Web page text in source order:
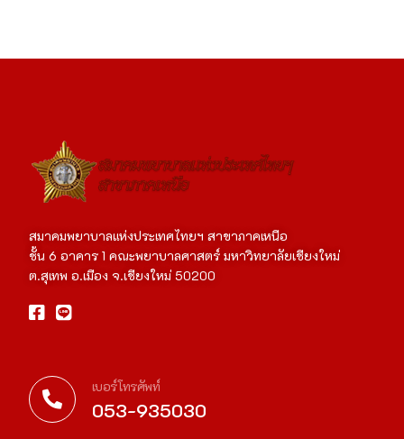
สมาคมพยาบาลแห่งประเทศไทยฯ สาขาภาคเหนือ
ชั้น 6 อาคาร 1 คณะพยาบาลศาสตร์ มหาวิทยาลัยเชียงใหม่
ต.สุเทพ อ.เมือง จ.เชียงใหม่ 50200
เบอร์โทรศัพท์
053-935030